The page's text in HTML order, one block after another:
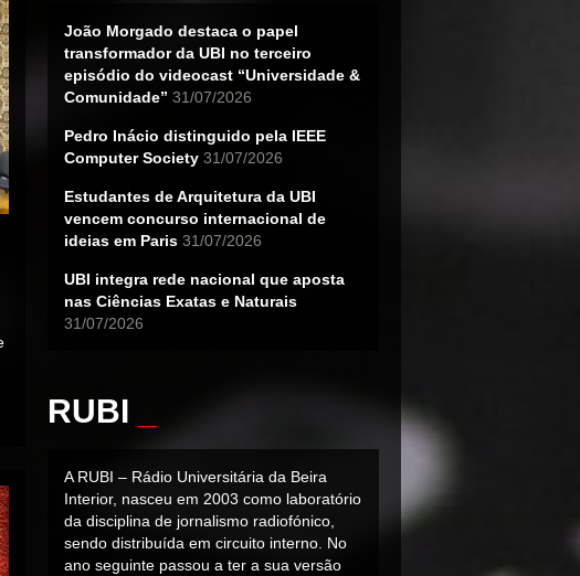
João Morgado destaca o papel
transformador da UBI no terceiro
episódio do videocast “Universidade &
Comunidade” 31/07/2026
Pedro Inácio distinguido pela IEEE
Computer Society 31/07/2026
Estudantes de Arquitetura da UBI
vencem concurso internacional de
ideias em Paris 31/07/2026
UBI integra rede nacional que aposta
nas Ciências Exatas e Naturais
31/07/2026
RUBI
A RUBI – Rádio Universitária da Beira
Interior, nasceu em 2003 como laboratório
da disciplina de jornalismo radiofónico,
sendo distribuída em circuito interno. No
ano seguinte passou a ter a sua versão